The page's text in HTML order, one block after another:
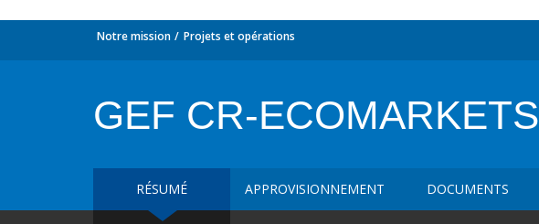
Notre mission Projets et opérations
GEF CR-ECOMARKETS
RÉSUMÉ APPROVISIONNEMENT DOCUMENTS